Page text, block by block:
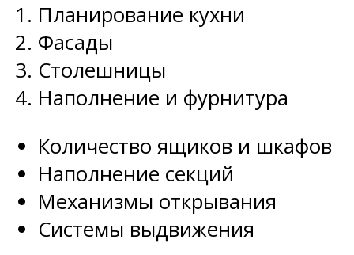
Планирование кухни
Фасады
Столешницы
Наполнение и фурнитура
Количество ящиков и шкафов
Наполнение секций
Механизмы открывания
Системы выдвижения